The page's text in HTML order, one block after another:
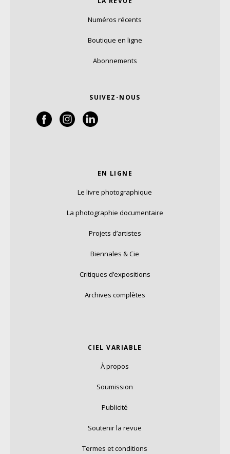
Numéros récents
Boutique en ligne
Abonnements
SUIVEZ-NOUS
EN LIGNE
Le livre photographique
La photographie documentaire
Projets d’artistes
Biennales & Cie
Critiques d’expositions
Archives complètes
CIEL VARIABLE
À propos
Soumission
Publicité
Soutenir la revue
Termes et conditions